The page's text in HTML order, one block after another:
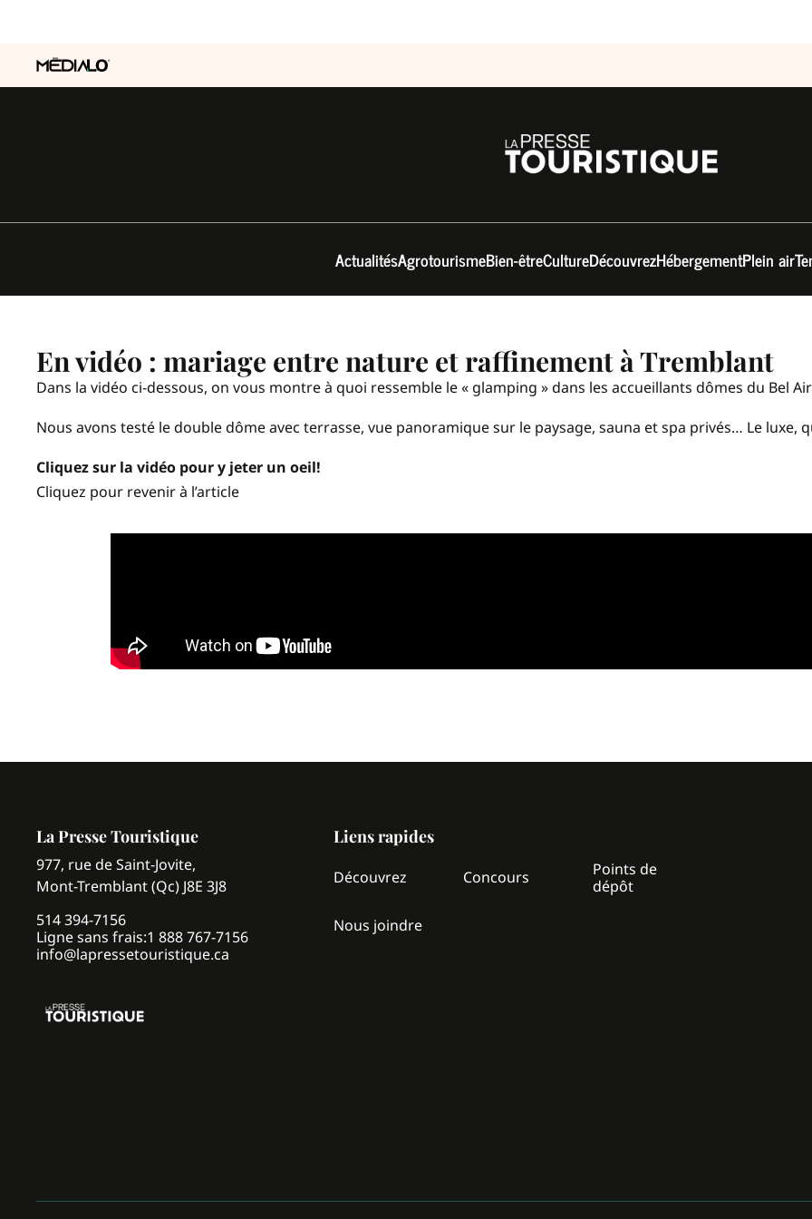
ActualitésAgrotourismeBien-êtreCultureDécouvrezHébergementPlein air
En vidéo : mariage entre nature et raffinement à Tremblant
Dans la vidéo ci-dessous, on vous montre à quoi ressemble le « glamping » dans les accueillants dômes du Bel
Nous avons testé le double dôme avec terrasse, vue panoramique sur le paysage, sauna et spa privés… Le luxe,
Cliquez sur la vidéo pour y jeter un oeil!
Cliquez pour revenir à l’article
La Presse Touristique
977, rue de Saint-Jovite,
Mont-Tremblant (Qc) J8E 3J8
514 394-7156
Ligne sans frais:1 888 767-7156
info@lapressetouristique.ca
Liens rapides
Découvrez Concours
Points de
dépôt
Nous joindre